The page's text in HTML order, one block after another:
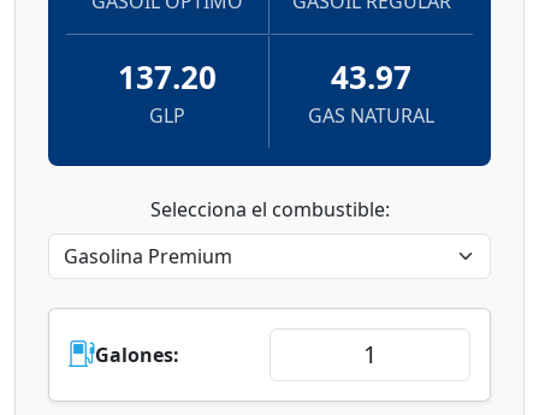
137.20
GLP
43.97
GAS NATURAL
Selecciona el combustible:
Galones: